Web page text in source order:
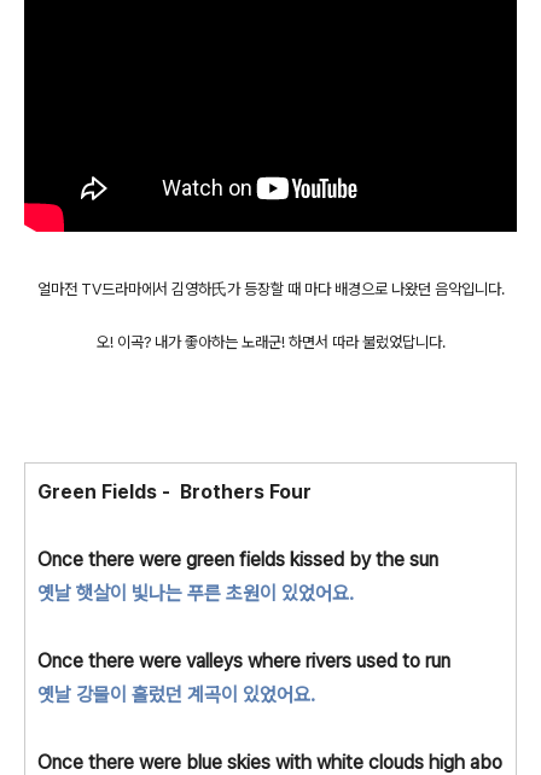
얼마전 TV드라마에서 김영하氏가 등장할 때 마다 배경으로 나왔던 음악입니다.
오! 이곡? 내가 좋아하는 노래군! 하면서 따라 불렀었답니다.
Green Fields - Brothers Four
Once there were green fields kissed by the sun
옛날 햇살이 빛나는 푸른 초원이 있었어요.
Once there were valleys where rivers used to run
옛날 강물이 흘렀던 계곡이 있었어요.
Once there were blue skies with white clouds high abo